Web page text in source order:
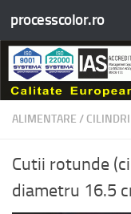
Skip to content
processcolor.ro
ALIMENTARE /
Cutii rotunde
diametru 16.5